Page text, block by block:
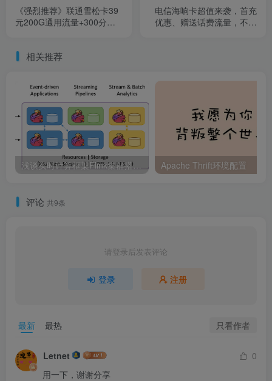
《强烈推荐》联通雪松卡39
元200G通用流量+300分钟
电信海响卡超值来袭，首充
优惠、赠送话费流量，不容
相关推荐
Apache Thrift环境配置
评论 共9条
请登录后发表评论
登录 注册
最新 最热 只看作者
Letnet
0
用一下，谢谢分享